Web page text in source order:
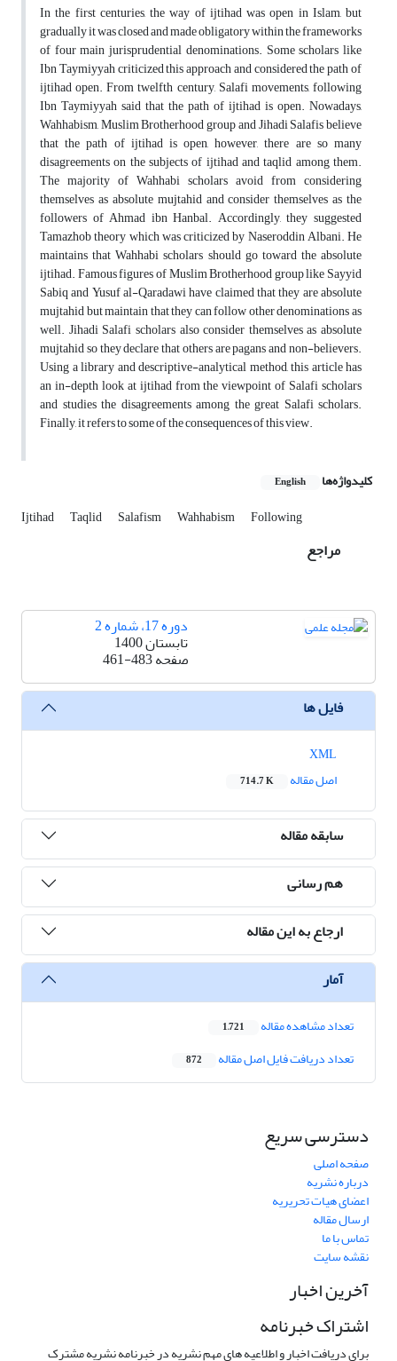
In the first centuries, the way of ijtihad was open in Islam, but
gradually it was closed and made obligatory within the frameworks
of four main jurisprudential denominations. Some scholars like
Ibn Taymiyyah criticized this approach and considered the path of
ijtihad open. From twelfth century, Salafi movements, following
Ibn Taymiyyah said that the path of ijtihad is open. Nowadays,
Wahhabism, Muslim Brotherhood group and Jihadi Salafis believe
that the path of ijtihad is open, however, there are so many
disagreements on the subjects of ijtihad and taqlid among them.
The majority of Wahhabi scholars avoid from considering
themselves as absolute mujtahid and consider themselves as the
followers of Ahmad ibn Hanbal. Accordingly, they suggested
Tamazhob theory which was criticized by Naseroddin Albani. He
maintains that Wahhabi scholars should go toward the absolute
ijtihad. Famous figures of Muslim Brotherhood group like Sayyid
Sabiq and Yusuf al-Qaradawi have claimed that they are absolute
mujtahid but maintain that they can follow other denominations as
well. Jihadi Salafi scholars also consider themselves as absolute
mujtahid so they declare that others are pagans and non-believers.
Using a library and descriptive-analytical method, this article has
an in-depth look at ijtihad from the viewpoint of Salafi scholars
and studies the disagreements among the great Salafi scholars.
Finally, it refers to some of the consequences of this view.
کلیدواژه‌ها English
Ijtihad Taqlid Salafism Wahhabism Following
مراجع
دوره 17، شماره 2
تابستان 1400
صفحه461-483
فایل ها
اصل مقاله
714.7 K
سابقه مقاله
هم رسانی
ارجاع به این مقاله
آمار
تعداد مشاهده مقاله 1,721
تعداد دریافت فایل اصل مقاله 872
دسترسی سریع
صفحه اصلی
درباره نشریه
اعضای هیات تحریریه
ارسال مقاله
تماس با ما
نقشه سایت
آخرین اخبار
اشتراک خبرنامه
برای دریافت اخبار و اطلاعیه های مهم نشریه در خبرنامه نشریه مشترک